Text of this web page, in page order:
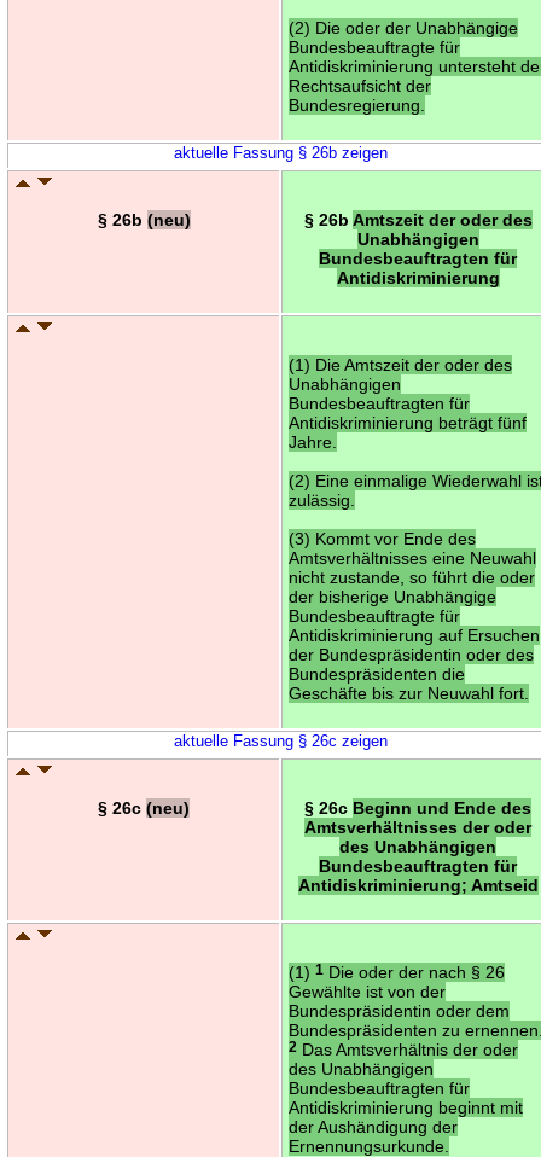
(2) Die oder der Unabhängige
Bundesbeauftragte für
Antidiskriminierung untersteht
Rechtsaufsicht der
Bundesregierung.
aktuelle Fassung § 26b zeigen
§ 26b (neu) § 26b Amtszeit der oder des
Unabhängigen
Bundesbeauftragten für
Antidiskriminierung
(1) Die Amtszeit der oder des
Unabhängigen
Bundesbeauftragten für
Antidiskriminierung beträgt fünf
Jahre.
(2) Eine einmalige Wiederwahl
zulässig.
(3) Kommt vor Ende des
Amtsverhältnisses eine Neuwahl
nicht zustande, so führt die oder
der bisherige Unabhängige
Bundesbeauftragte für
Antidiskriminierung auf Ersuchen
der Bundespräsidentin oder des
Bundespräsidenten die
Geschäfte bis zur Neuwahl fort.
aktuelle Fassung § 26c zeigen
§ 26c(neu) § 26c Beginn und Ende des
Amtsverhältnisses der oder
des Unabhängigen
Bundesbeauftragten für
Antidiskriminierung; Amtseid
(1)1 Die oder der nach § 26
Gewählte ist von der
Bundespräsidentin oder dem
Bundespräsidenten zu
2 Das Amtsverhältnis der oder
des Unabhängigen
Bundesbeauftragten für
Antidiskriminierung beginnt mit
der Aushändigung der
Ernennungsurkunde.